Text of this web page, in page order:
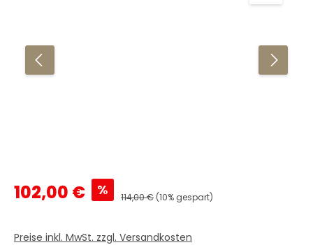
Verkaufspreis:
102,00 € % Regulärer Preis:
114,00 € (10% gespart)
Preise inkl. MwSt. zzgl. Versandkosten